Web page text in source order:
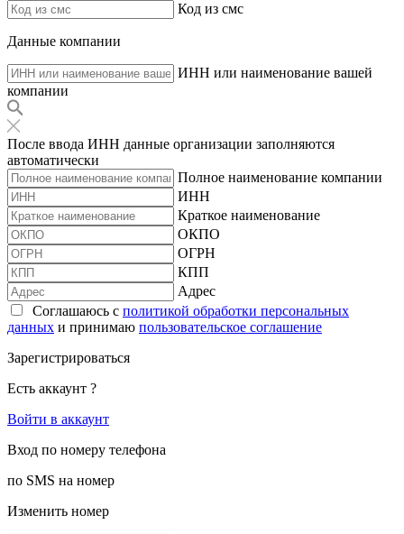
Код из смс
Данные компании
ИНН или наименование вашей
компании
После ввода ИНН данные организации заполняются
автоматически
Полное наименование компании
ИНН
Краткое наименование
ОКПО
ОГРН
КПП
Адрес
Соглашаюсь с политикой обработки персональных
данных и принимаю пользовательское соглашение
Зарегистрироваться
Есть аккаунт ?
Войти в аккаунт
Вход по номеру телефона
по SMS на номер
Изменить номер